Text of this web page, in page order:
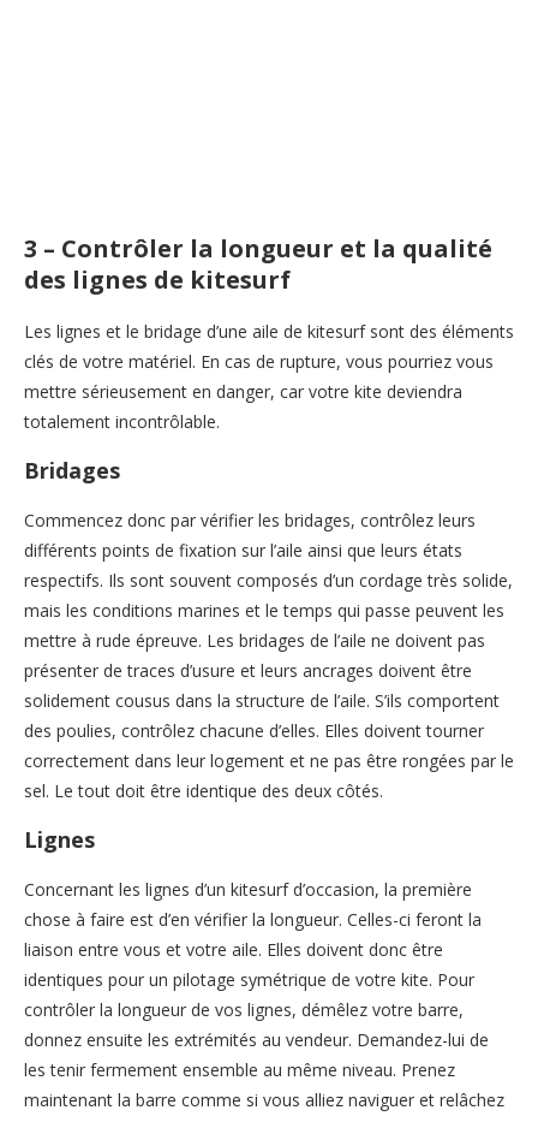
3 – Contrôler la longueur et la qualité
des lignes de kitesurf
Les lignes et le bridage d’une aile de kitesurf sont des éléments
clés de votre matériel. En cas de rupture, vous pourriez vous
mettre sérieusement en danger, car votre kite deviendra
totalement incontrôlable.
Bridages
Commencez donc par vérifier les bridages, contrôlez leurs
différents points de fixation sur l’aile ainsi que leurs états
respectifs. Ils sont souvent composés d’un cordage très solide,
mais les conditions marines et le temps qui passe peuvent les
mettre à rude épreuve. Les bridages de l’aile ne doivent pas
présenter de traces d’usure et leurs ancrages doivent être
solidement cousus dans la structure de l’aile. S’ils comportent
des poulies, contrôlez chacune d’elles. Elles doivent tourner
correctement dans leur logement et ne pas être rongées par le
sel. Le tout doit être identique des deux côtés.
Lignes
Concernant les lignes d’un kitesurf d’occasion, la première
chose à faire est d’en vérifier la longueur. Celles-ci feront la
liaison entre vous et votre aile. Elles doivent donc être
identiques pour un pilotage symétrique de votre kite. Pour
contrôler la longueur de vos lignes, démêlez votre barre,
donnez ensuite les extrémités au vendeur. Demandez-lui de
les tenir fermement ensemble au même niveau. Prenez
maintenant la barre comme si vous alliez naviguer et relâchez